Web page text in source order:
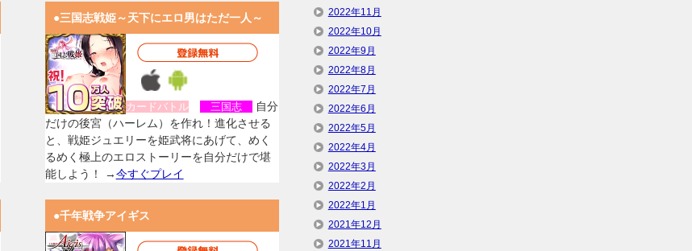
●三国志戦姫～天下にエロ男はただ一人～
カードバトル 三国志
自分
だけの後宮（ハーレム）を作れ！進化させる
と、戦姫ジュエリーを姫武将にあげて、めく
るめく極上のエロストーリーを自分だけで堪
能しよう！ →今すぐプレイ
●千年戦争アイギス
2022年11月
2022年10月
2022年9月
2022年8月
2022年7月
2022年6月
2022年5月
2022年4月
2022年3月
2022年2月
2022年1月
2021年12月
2021年11月